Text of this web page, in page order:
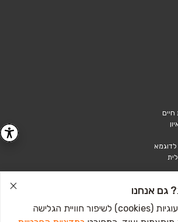
חיים
גם אנחנו
אנחנו משתמשים בעוגיות (cookies) לשיפור חוויית הגלישה